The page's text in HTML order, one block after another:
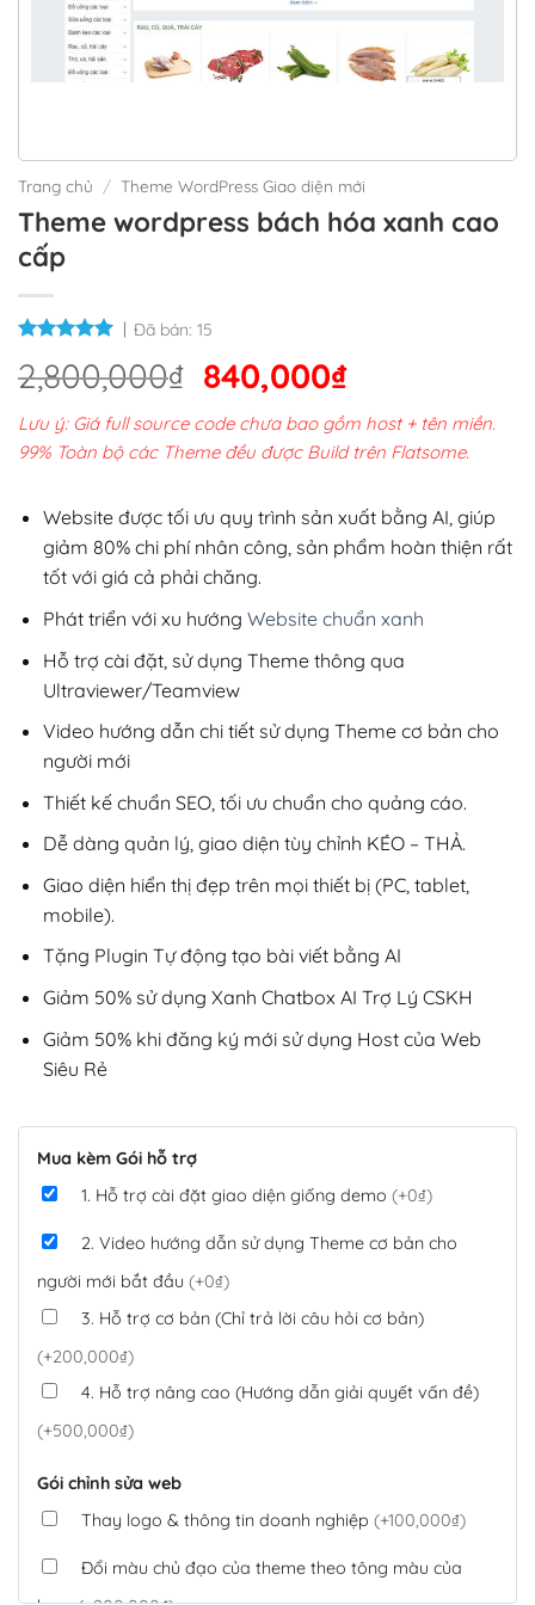
Trang chủ / Theme WordPress Giao diện mới
Theme wordpress bách hóa xanh cao
cấp
Đã bán: 15
2,800,000₫ Giá
gốc
là:
2,800,000₫.
840,000₫Giá
hiện
tại
840,000₫.
Lưu ý: Giá full source code chưa bao gồm host + tên miền.
99% Toàn bộ các Theme đều được Build trên Flatsome.
Website được tối ưu quy trình sản xuất bằng AI, giúp
giảm 80% chi phí nhân công, sản phẩm hoàn thiện rất
tốt với giá cả phải chăng.
Phát triển với xu hướng Website chuẩn xanh
Hỗ trợ cài đặt, sử dụng Theme thông qua
Ultraviewer/Teamview
Video hướng dẫn chi tiết sử dụng Theme cơ bản cho
người mới
Thiết kế chuẩn SEO, tối ưu chuẩn cho quảng cáo.
Dễ dàng quản lý, giao diện tùy chỉnh KÉO – THẢ.
Giao diện hiển thị đẹp trên mọi thiết bị (PC, tablet,
mobile).
Tặng Plugin Tự động tạo bài viết bằng AI
Giảm 50% sử dụng Xanh Chatbox AI Trợ Lý CSKH
Giảm 50% khi đăng ký mới sử dụng Host của Web
Siêu Rẻ
Mua kèm Gói hỗ trợ
1. Hỗ trợ cài đặt giao diện giống demo (+0₫)
2. Video hướng dẫn sử dụng Theme cơ bản cho
người mới bắt đầu (+0₫)
3. Hỗ trợ cơ bản (Chỉ trả lời câu hỏi cơ bản)
(+200,000₫)
4. Hỗ trợ nâng cao (Hướng dẫn giải quyết vấn đề)
(+500,000₫)
Gói chỉnh sửa web
Thay logo & thông tin doanh nghiệp (+100,000₫)
Đổi màu chủ đạo của theme theo tông màu của